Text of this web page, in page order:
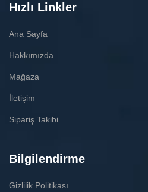
Hızlı Linkler
Ana Sayfa
Hakkımızda
Mağaza
İletişim
Sipariş Takibi
Bilgilendirme
Gizlilik Politikası